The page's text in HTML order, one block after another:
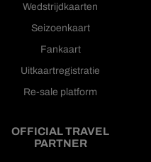
Wedstrijdkaarten
Seizoenkaart
Fankaart
Uitkaartregistratie
Re-sale platform
OFFICIAL TRAVEL
PARTNER